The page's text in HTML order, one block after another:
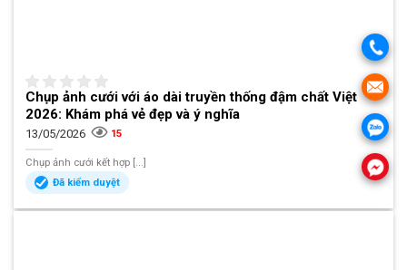
Chụp ảnh cưới với áo dài truyền thống đậm chất Việt
2026: Khám phá vẻ đẹp và ý nghĩa
13/05/2026 15
Chụp ảnh cưới kết hợp [...]
Đã kiểm duyệt